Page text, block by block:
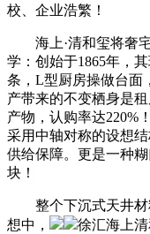
校、企业浩繁！
海上·清和玺将奢宅
学：创始于1865年，
条，L型厨房操做台面
产带来的不变栖身是
产物，认购率达220%
采用中轴对称的设想
供给保障。更是一种
块！
整个下沉式天井材
想中，
徐汇海上